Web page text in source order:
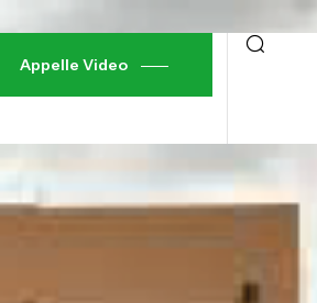
Appelle Video